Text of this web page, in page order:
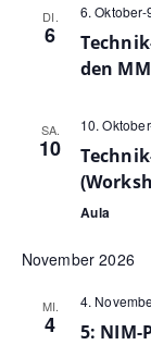
DI.
6
6. Oktober-
den
SA.
10
10.
Aula
November 2026
MI.
4
4.
5: NIM-